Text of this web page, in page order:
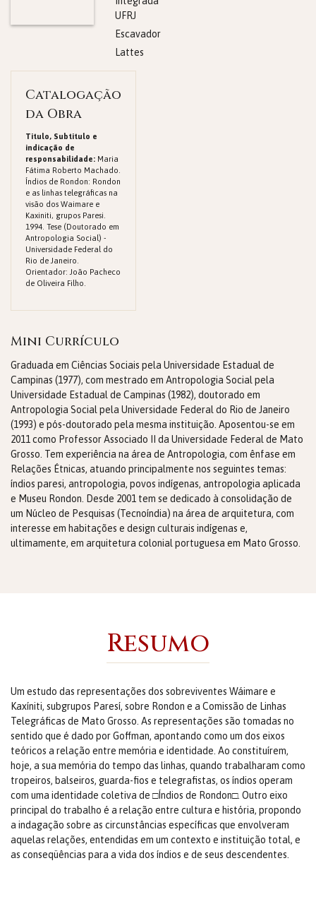
UFRJ
Escavador
Lattes
Catalogação
da Obra
Titulo, Subtitulo e
indicação de
responsabilidade: Maria
Fátima Roberto Machado.
Índios de Rondon: Rondon
e as linhas telegráficas na
visão dos Waimare e
Kaxiniti, grupos Paresi.
1994. Tese (Doutorado em
Antropologia Social) -
Universidade Federal do
Rio de Janeiro.
Orientador: João Pacheco
de Oliveira Filho.
Mini Currículo
Graduada em Ciências Sociais pela Universidade Estadual de
Campinas (1977), com mestrado em Antropologia Social pela
Universidade Estadual de Campinas (1982), doutorado em
Antropologia Social pela Universidade Federal do Rio de Janeiro
(1993) e pós-doutorado pela mesma instituição. Aposentou-se em
2011 como Professor Associado II da Universidade Federal de Mato
Grosso. Tem experiência na área de Antropologia, com ênfase em
Relações Étnicas, atuando principalmente nos seguintes temas:
índios paresi, antropologia, povos indígenas, antropologia aplicada
e Museu Rondon. Desde 2001 tem se dedicado à consolidação de
um Núcleo de Pesquisas (Tecnoíndia) na área de arquitetura, com
interesse em habitações e design culturais indígenas e,
ultimamente, em arquitetura colonial portuguesa em Mato Grosso.
Resumo
Um estudo das representações dos sobreviventes Wáimare e
Kaxíniti, subgrupos Paresí, sobre Rondon e a Comissão de Linhas
Telegráficas de Mato Grosso. As representações são tomadas no
sentido que é dado por Goffman, apontando como um dos eixos
teóricos a relação entre memória e identidade. Ao constituírem,
hoje, a sua memória do tempo das linhas, quando trabalharam como
tropeiros, balseiros, guarda-fios e telegrafistas, os índios operam
com uma identidade coletiva de □Índios de Rondon□. Outro eixo
principal do trabalho é a relação entre cultura e história, propondo
a indagação sobre as circunstâncias específicas que envolveram
aquelas relações, entendidas em um contexto e instituição total, e
as conseqüências para a vida dos índios e de seus descendentes.